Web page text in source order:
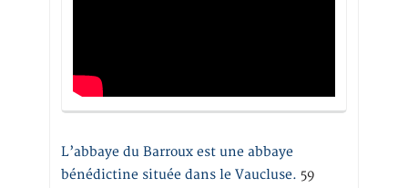
L’abbaye du Barroux est une abbaye
bénédictine située dans le Vaucluse. 59